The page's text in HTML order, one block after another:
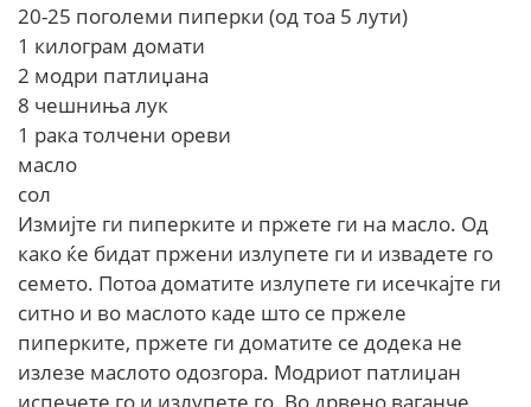
20-25 поголеми пиперки (од тоа 5 лути)
1 килограм домати
2 модри патлиџана
8 чешниња лук
1 рака толчени ореви
масло
сол
Измијте ги пиперките и пржете ги на маслo. Од
како ќе бидат пржени излупете ги и извадете го
семето. Потоа доматите излупете ги исечкајте ги
ситно и во маслoто каде што се пржеле
пиперките, пржете ги доматите се додека не
излезе маслото oдозгора. Мoдриот патлиџан
испечете го и излупете го. Во дрвено ваганче